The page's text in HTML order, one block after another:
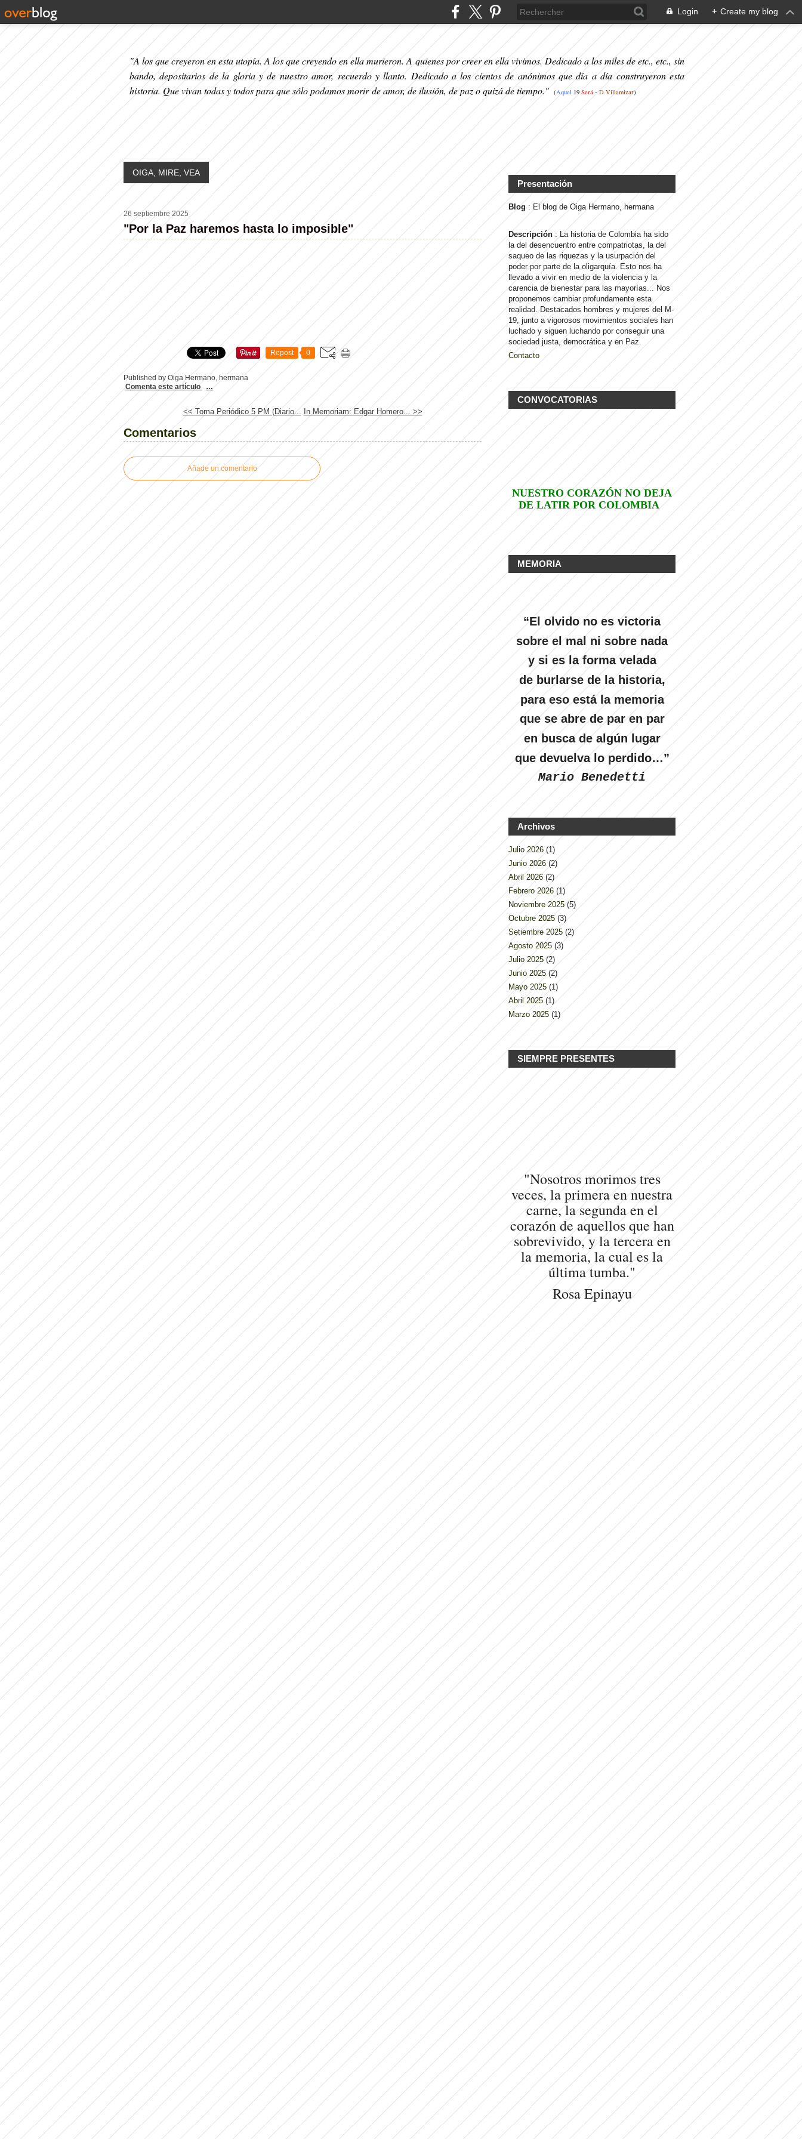
Login + Create my blog
"A los que creyeron en esta utopía. A los que creyendo en ella murieron. A quienes por creer en ella vivimos. Dedicado a los miles de etc., etc., sin
bando, depositarios de la gloria y de nuestro amor, recuerdo y llanto. Dedicado a los cientos de anónimos que día a día construyeron esta
historia. Que vivan todas y todos para que sólo podamos morir de amor, de ilusión, de paz o quizá de tiempo." (Aquel 19 Será - D.Villamizar)
OIGA, MIRE, VEA
26 septiembre 2025
"Por la Paz haremos hasta lo imposible"
Repost 0
Published by Oiga Hermano, hermana
Comenta este artículo
…
<< Toma Periódico 5 PM (Diario... In Memoriam: Edgar Homero... >>
Comentarios
Añade un comentario
Presentación
Blog : El blog de Oiga Hermano, hermana
Descripción : La historia de Colombia ha sido
la del desencuentro entre compatriotas, la del
saqueo de las riquezas y la usurpación del
poder por parte de la oligarquía. Esto nos ha
llevado a vivir en medio de la violencia y la
carencia de bienestar para las mayorías... Nos
proponemos cambiar profundamente esta
realidad. Destacados hombres y mujeres del M-
19, junto a vigorosos movimientos sociales han
luchado y siguen luchando por conseguir una
sociedad justa, democrática y en Paz.
Contacto
CONVOCATORIAS
NUESTRO CORAZÓN NO DEJA
DE LATIR POR COLOMBIA
MEMORIA
“El olvido no es victoria
sobre el mal ni sobre nada
y si es la forma velada
de burlarse de la historia,
para eso está la memoria
que se abre de par en par
en busca de algún lugar
que devuelva lo perdido…”
Mario Benedetti
Archivos
Julio 2026 (1)
Junio 2026 (2)
Abril 2026 (2)
Febrero 2026 (1)
Noviembre 2025 (5)
Octubre 2025 (3)
Setiembre 2025 (2)
Agosto 2025 (3)
Julio 2025 (2)
Junio 2025 (2)
Mayo 2025 (1)
Abril 2025 (1)
Marzo 2025 (1)
SIEMPRE PRESENTES
"Nosotros morimos tres
veces, la primera en nuestra
carne, la segunda en el
corazón de aquellos que han
sobrevivido, y la tercera en
la memoria, la cual es la
última tumba."
Rosa Epinayu